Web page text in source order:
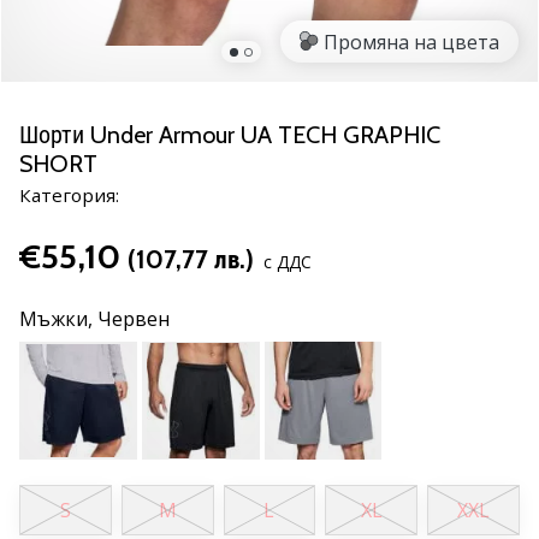
страст
като
нас?
се
като
на
марката.
11. 8. 2022
1 мин. четене
Партньорска
Промяна на цвета
Шорти Under Armour UA TECH GRAPHIC
SHORT
Категория:
€55,10 (107,77 лв.) с ДДС
Мъжки, Червен
S M L XL XXL